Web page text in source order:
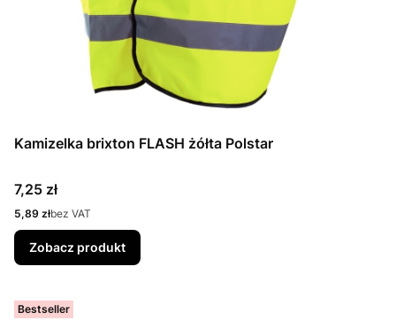
Kamizelka brixton FLASH żółta Polstar
Cena
7,25 zł
Cena
5,89 złbez VAT
Zobacz produkt
Bestseller